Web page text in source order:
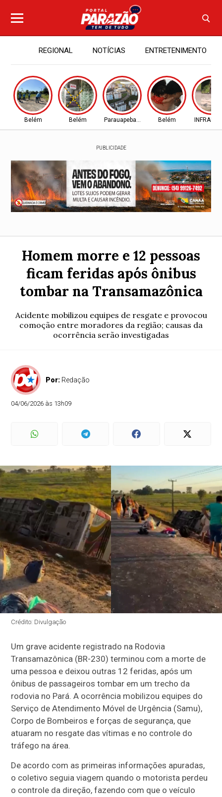
REGIONAL NOTÍCIAS ENTRETENIMENTO
Belém Belém Parauapebas - PA Belém
PUBLICIDADE
Homem morre e 12 pessoas
ficam feridas após ônibus
tombar na Transamazônica
Acidente mobilizou equipes de resgate e provocou
comoção entre moradores da região; causas da
ocorrência serão investigadas
Por: Redação
04/06/2026 às 13h09
Crédito: Divulgação
Um grave acidente registrado na Rodovia
Transamazônica (BR-230) terminou com a morte de
uma pessoa e deixou outras 12 feridas, após um
ônibus de passageiros tombar em um trecho da
rodovia no Pará. A ocorrência mobilizou equipes do
Serviço de Atendimento Móvel de Urgência (Samu),
Corpo de Bombeiros e forças de segurança, que
atuaram no resgate das vítimas e no controle do
tráfego na área.
De acordo com as primeiras informações apuradas,
o coletivo seguia viagem quando o motorista perdeu
o controle da direção, fazendo com que o veículo